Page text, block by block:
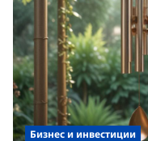
Бизнес и инвестиции